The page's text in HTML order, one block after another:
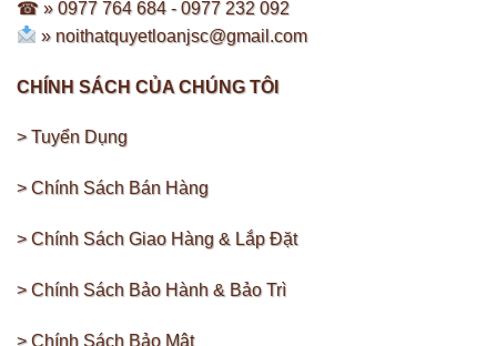
☎ » 0977 764 684 -0977 232 092
» noithatquyetloanjsc@gmail.com
CHÍNH SÁCH CỦA CHÚNG TÔI
> Tuyển Dụng
> Chính Sách Bán Hàng
> Chính Sách Giao Hàng & Lắp Đặt
> Chính Sách Bảo Hành & Bảo Trì
> Chính Sách Bảo Mật